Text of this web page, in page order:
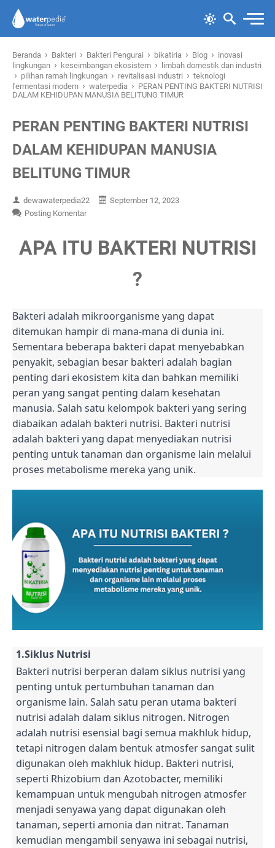
Beranda › Bakteri › Bakteri Pengurai › bikatiria › Blog › inovasi
lingkungan › keseimbangan ekosistem › limbah domestik dan industri
› pilihan ramah lingkungan › revitalisasi industri › teknologi
fermentasi modern › waterpedia › PERAN PENTING BAKTERI NUTRISI
DALAM KEHIDUPAN MANUSIA BELITUNG TIMUR
PERAN PENTING BAKTERI NUTRISI
DALAM KEHIDUPAN MANUSIA
BELITUNG TIMUR
dewawaterpedia22
September 12, 2023
Posting Komentar
APA ITU BAKTERI NUTRISI
?
Bakteri adalah mikroorganisme yang dapat
ditemukan hampir di mana-mana di dunia ini.
Sementara beberapa bakteri dapat menyebabkan
penyakit, sebagian besar bakteri adalah bagian
penting dari ekosistem kita dan bahkan memiliki
peran yang sangat penting dalam kesehatan
manusia. Salah satu kelompok bakteri yang sering
diabaikan adalah bakteri nutrisi. Bakteri nutrisi
adalah bakteri yang dapat menyediakan nutrisi
penting untuk tanaman dan organisme lain melalui
proses metabolisme mereka yang unik.
1.Siklus Nutrisi
Bakteri nutrisi berperan dalam siklus nutrisi yang
penting untuk pertumbuhan tanaman dan
organisme lain. Salah satu peran utama bakteri
nutrisi adalah dalam siklus nitrogen. Nitrogen
adalah nutrisi esensial bagi semua makhluk hidup,
tetapi nitrogen dalam bentuk atmosfer sangat sulit
digunakan oleh makhluk hidup. Bakteri nutrisi,
seperti Rhizobium dan Azotobacter, memiliki
kemampuan untuk mengubah nitrogen atmosfer
menjadi senyawa yang dapat digunakan oleh
tanaman, seperti amonia dan nitrat. Tanaman
kemudian mengambil senyawa ini sebagai nutrisi,